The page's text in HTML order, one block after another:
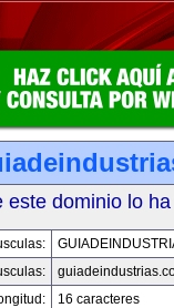
este dominio lo
16 caracteres